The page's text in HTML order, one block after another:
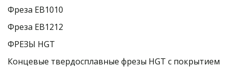
Фреза EB1010
Фреза EB1212
ФРЕЗЫ HGT
Концевые твердосплавные фрезы HGT с покрытием